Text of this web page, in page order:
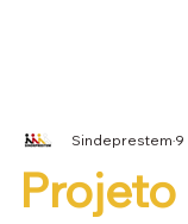
Sindeprestem9